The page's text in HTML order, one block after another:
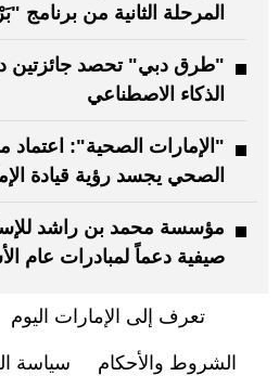
المرحلة الثانية من برنامج
"طرق دبي" تحصد جائزتين
الذكاء الاصطناعي
"الإمارات الصحية": اعتماد
الصحي يجسد رؤية قيادة
مؤسسة محمد بن راشد
صيفية دعماً لمبادرات عام
تعرف إلى الإمارات اليوم
الشروط والأحكام سياسة